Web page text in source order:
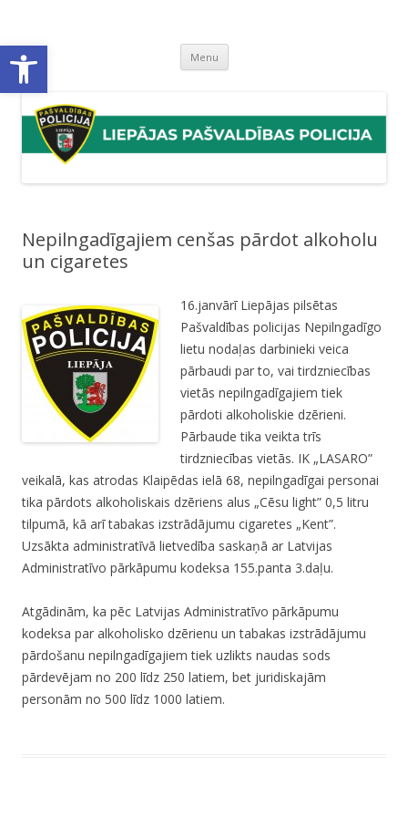
Open toolbar Menu Skip
content
Nepilngadīgajiem cenšas pārdot alkoholu
un cigaretes
16.janvārī Liepājas pilsētas
Pašvaldības policijas Nepilngadīgo
lietu nodaļas darbinieki veica
pārbaudi par to, vai tirdzniecības
vietās nepilngadīgajiem tiek
pārdoti alkoholiskie dzērieni.
Pārbaude tika veikta trīs
tirdzniecības vietās. IK „LASARO”
veikalā, kas atrodas Klaipēdas ielā 68, nepilngadīgai personai
tika pārdots alkoholiskais dzēriens alus „Cēsu light” 0,5 litru
tilpumā, kā arī tabakas izstrādājumu cigaretes „Kent”.
Uzsākta administratīvā lietvedība saskaņā ar Latvijas
Administratīvo pārkāpumu kodeksa 155.panta 3.daļu.
Atgādinām, ka pēc Latvijas Administratīvo pārkāpumu
kodeksa par alkoholisko dzērienu un tabakas izstrādājumu
pārdošanu nepilngadīgajiem tiek uzlikts naudas sods
pārdevējam no 200 līdz 250 latiem, bet juridiskajām
personām no 500 līdz 1000 latiem.